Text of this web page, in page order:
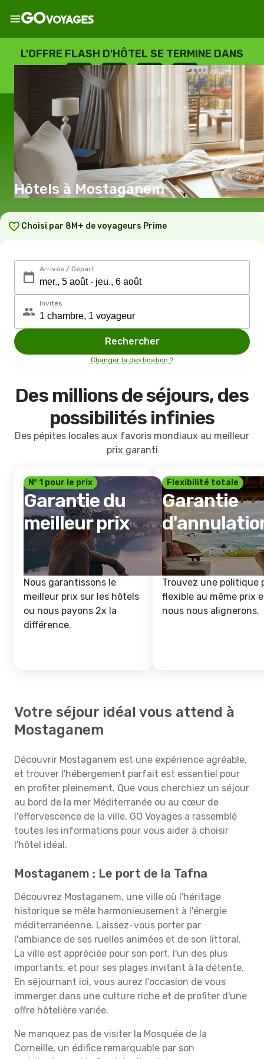
L'OFFRE FLASH D'HÔTEL SE TERMINE DANS
--
JOURS
: --
HEURES
: --
SECONDES
Hôtels à Mostaganem
Choisi par 8M+ de voyageurs Prime
Arrivée / Départ
Invités
Rechercher
Changer la destination ?
Des millions de séjours, des
possibilités infinies
Des pépites locales aux favoris mondiaux au meilleur
prix garanti
Nº 1 pour le prix
Garantie du
meilleur prix
Nous garantissons le
meilleur prix sur les hôtels
ou nous payons 2x la
différence.
Flexibilité totale
Garantie
Trouvez une politique
flexible au même prix
nous nous alignerons.
Votre séjour idéal vous attend à
Mostaganem
Découvrir Mostaganem est une expérience agréable,
et trouver l'hébergement parfait est essentiel pour
en profiter pleinement. Que vous cherchiez un séjour
au bord de la mer Méditerranée ou au cœur de
l'effervescence de la ville, GO Voyages a rassemblé
toutes les informations pour vous aider à choisir
l'hôtel idéal.
Mostaganem : Le port de la Tafna
Découvrez Mostaganem, une ville où l'héritage
historique se mêle harmonieusement à l'énergie
méditerranéenne. Laissez-vous porter par
l'ambiance de ses ruelles animées et de son littoral.
La ville est appréciée pour son port, l'un des plus
importants, et pour ses plages invitant à la détente.
En séjournant ici, vous aurez l'occasion de vous
immerger dans une culture riche et de profiter d'une
offre hôtelière variée.
Ne manquez pas de visiter la Mosquée de la
Corneille, un édifice remarquable par son